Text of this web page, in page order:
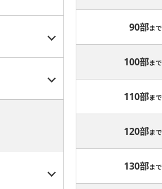
90部まで
100部まで
110部まで
120部まで
130部まで